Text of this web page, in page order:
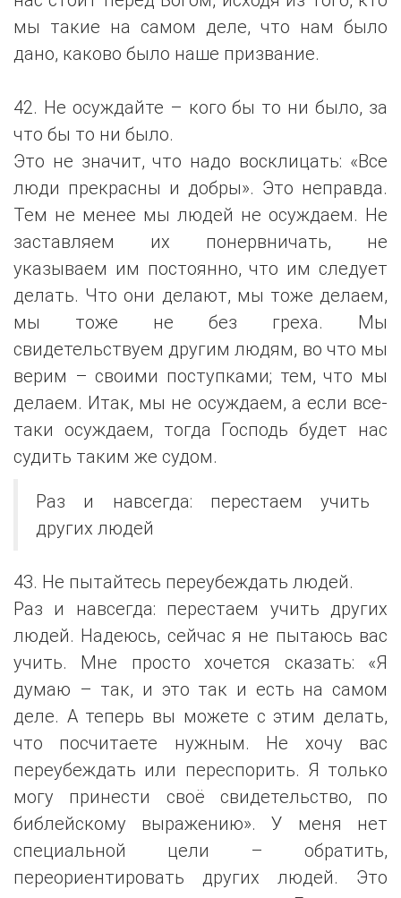
мы такие на самом деле, что нам было
дано, каково было наше призвание.
42. Не осуждайте – кого бы то ни было, за
что бы то ни было.
Это не значит, что надо восклицать: «Все
люди прекрасны и добры». Это неправда.
Тем не менее мы людей не осуждаем. Не
заставляем их понервничать, не
указываем им постоянно, что им следует
делать. Что они делают, мы тоже делаем,
мы тоже не без греха. Мы
свидетельствуем другим людям, во что мы
верим – своими поступками; тем, что мы
делаем. Итак, мы не осуждаем, а если все-
таки осуждаем, тогда Господь будет нас
судить таким же судом.
Раз и навсегда: перестаем учить
других людей
43. Не пытайтесь переубеждать людей.
Раз и навсегда: перестаем учить других
людей. Надеюсь, сейчас я не пытаюсь вас
учить. Мне просто хочется сказать: «Я
думаю – так, и это так и есть на самом
деле. А теперь вы можете с этим делать,
что посчитаете нужным. Не хочу вас
переубеждать или переспорить. Я только
могу принести своё свидетельство, по
библейскому выражению». У меня нет
специальной цели – обратить,
переориентировать других людей. Это